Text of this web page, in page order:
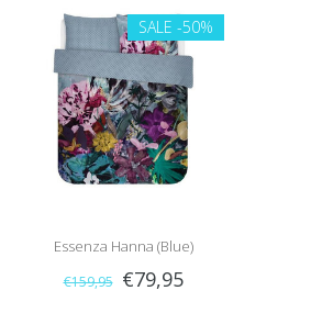
SALE -50%
Essenza Hanna (Blue)
€159,95 €79,95